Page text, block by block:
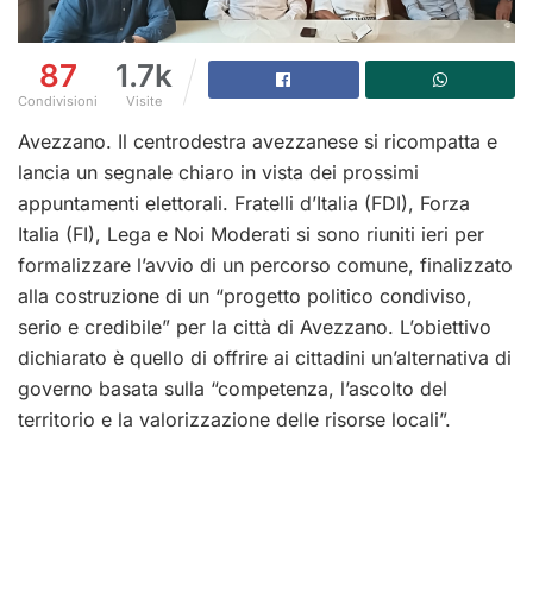
87
Condivisioni
1.7k
Visite
Avezzano. Il centrodestra avezzanese si ricompatta e
lancia un segnale chiaro in vista dei prossimi
appuntamenti elettorali. Fratelli d’Italia (FDI), Forza
Italia (FI), Lega e Noi Moderati si sono riuniti ieri per
formalizzare l’avvio di un percorso comune, finalizzato
alla costruzione di un “progetto politico condiviso,
serio e credibile” per la città di Avezzano. L’obiettivo
dichiarato è quello di offrire ai cittadini un’alternativa di
governo basata sulla “competenza, l’ascolto del
territorio e la valorizzazione delle risorse locali”.